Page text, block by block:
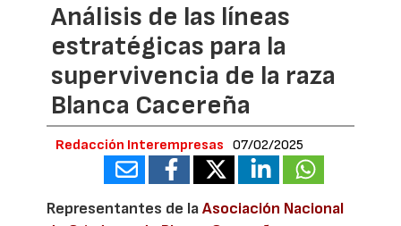
Análisis de las líneas
estratégicas para la
supervivencia de la raza
Blanca Cacereña
Redacción Interempresas 07/02/2025
Representantes de laAsociación Nacional